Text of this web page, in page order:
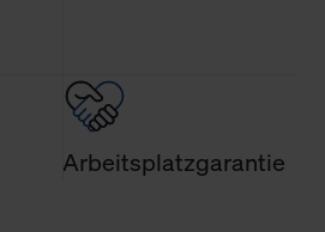
Arbeitsplatzgarantie